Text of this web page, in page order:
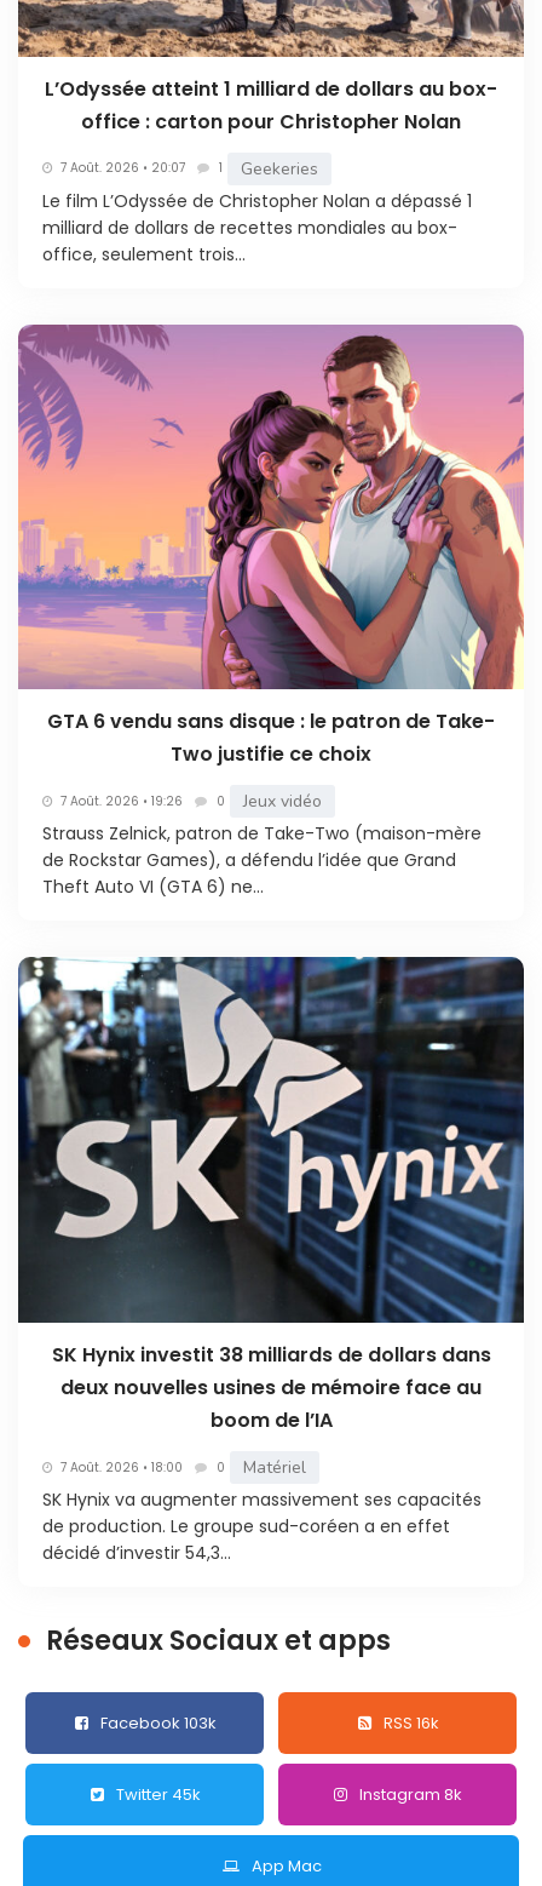
L’Odyssée atteint 1 milliard de dollars au box-
office : carton pour Christopher Nolan
7 Août. 2026 • 20:07 1 Geekeries
Le film L’Odyssée de Christopher Nolan a dépassé 1
milliard de dollars de recettes mondiales au box-
office, seulement trois...
GTA 6 vendu sans disque : le patron de Take-
Two justifie ce choix
7 Août. 2026 • 19:26 0 Jeux vidéo
Strauss Zelnick, patron de Take-Two (maison-mère
de Rockstar Games), a défendu l’idée que Grand
Theft Auto VI (GTA 6) ne...
SK Hynix investit 38 milliards de dollars dans
deux nouvelles usines de mémoire face au
boom de l’IA
7 Août. 2026 • 18:00 0 Matériel
SK Hynix va augmenter massivement ses capacités
de production. Le groupe sud-coréen a en effet
décidé d’investir 54,3...
Réseaux Sociaux et apps
Facebook 103k RSS 16k
Twitter 45k Instagram 8k
App Mac